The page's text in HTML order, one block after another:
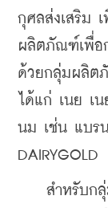
กุศลส่งเสริม
ผลิตภัณฑ์เพื่อ
ด้วยกลุ่มผลิต
ได้แก่ เนย เ
นม เช่น แบร
DAIRYGOLD
สำหรับกลุ่ม